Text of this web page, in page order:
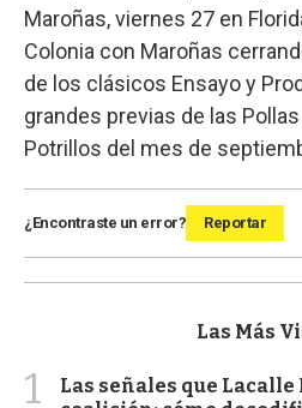
Maroñas, viernes 27 en
Colonia con Maroñas
de los clásicos Ensayo y
grandes previas de las
Potrillos del mes de
¿Encontraste un error? Reportar
Las Más
1
Las señales que Lacalle